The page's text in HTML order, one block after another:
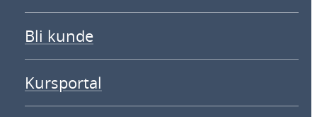
Bli kunde
Kursportal